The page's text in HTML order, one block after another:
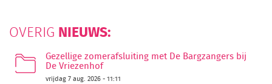
OVERIG NIEUWS:
Gezellige zomerafsluiting met De Bargzangers bij
De Vriezenhof
vrijdag 7 aug. 2026 - 11:11